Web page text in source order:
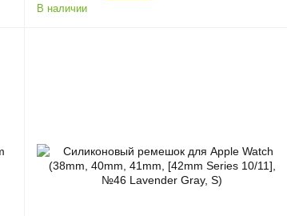
В наличии